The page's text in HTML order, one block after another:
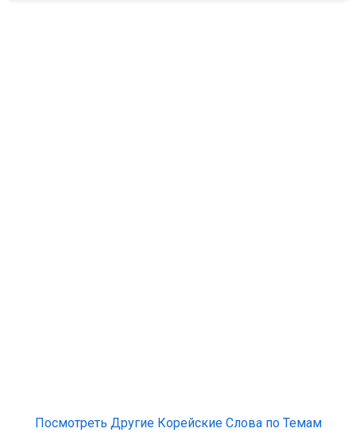
Посмотреть Другие Корейские Слова по Темам